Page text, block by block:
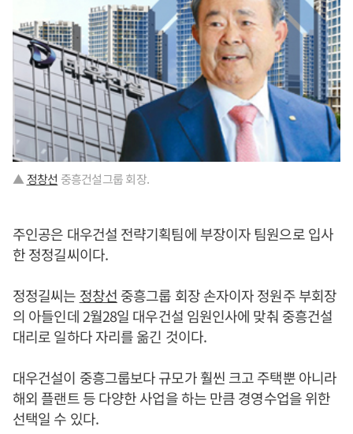
▲정창선 중흥건설그룹 회장.
주인공은 대우건설 전략기획팀에 부장이자 팀원으로 입사
한 정정길씨이다.
정정길씨는 정창선 중흥그룹 회장 손자이자 정원주 부회장
의 아들인데 2월28일 대우건설 임원인사에 맞춰 중흥건설
대리로 일하다 자리를 옮긴 것이다.
대우건설이 중흥그룹보다 규모가 훨씬 크고 주택뿐 아니라
해외 플랜트 등 다양한 사업을 하는 만큼 경영수업을 위한
선택일 수 있다.